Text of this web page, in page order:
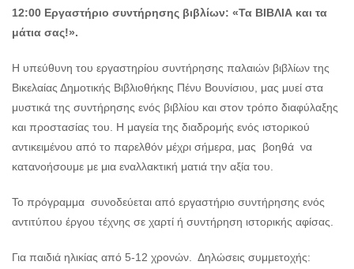
12:00 Εργαστήριο συντήρησης βιβλίων: «Τα ΒΙΒΛΙΑ και τα
μάτια σας!».
Η υπεύθυνη του εργαστηρίου συντήρησης παλαιών βιβλίων της
Βικελαίας Δημοτικής Βιβλιοθήκης Πένυ Βουνίσιου, μας μυεί στα
μυστικά της συντήρησης ενός βιβλίου και στον τρόπο διαφύλαξης
και προστασίας του. Η μαγεία της διαδρομής ενός ιστορικού
αντικειμένου από το παρελθόν μέχρι σήμερα, μας βοηθά να
κατανοήσουμε με μια εναλλακτική ματιά την αξία του.
Το πρόγραμμα συνοδεύεται από εργαστήριο συντήρησης ενός
αντιτύπου έργου τέχνης σε χαρτί ή συντήρηση ιστορικής αφίσας.
Για παιδιά ηλικίας από 5-12 χρονών. Δηλώσεις συμμετοχής: